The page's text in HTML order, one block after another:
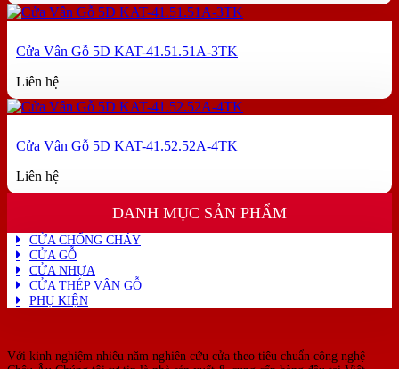
Cửa Vân Gỗ 5D KAT-41.51.51A-3TK
Liên hệ
Cửa Vân Gỗ 5D KAT-41.52.52A-4TK
Liên hệ
DANH MỤC SẢN PHẨM
CỬA CHỐNG CHÁY
CỬA GỖ
CỬA NHỰA
CỬA THÉP VÂN GỖ
PHỤ KIỆN
Với kinh nghiệm nhiêu năm nghiên cứu cửa theo tiêu chuẩn công nghệ